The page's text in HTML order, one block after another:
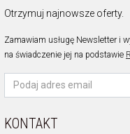
Otrzymuj najnowsze oferty.
Zamawiam usługę Newsletter i
na świadczenie jej na podstawie
KONTAKT